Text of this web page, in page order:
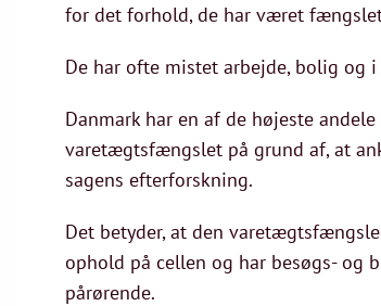
for det forhold, de har været
De har ofte mistet arbejde, bolig
Danmark har en af de højeste
varetægtsfængslet på grund af, at
sagens efterforskning.
Det betyder, at den
ophold på cellen og har besøgs- og
pårørende.